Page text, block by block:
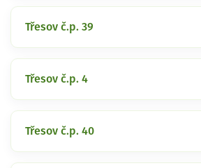
Třesov č.p. 39
Třesov č.p. 4
Třesov č.p. 40